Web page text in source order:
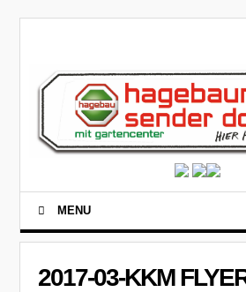
MENU
2017-03-KKM